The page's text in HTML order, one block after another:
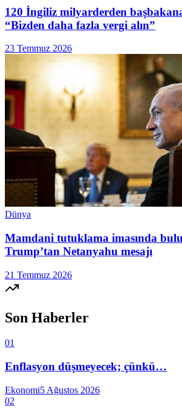
120 İngiliz milyarderden
“Bizden daha fazla vergi alın”
23 Temmuz 2026
Dünya
Mamdani tutuklama imasında
Trump’tan Netanyahu mesajı
21 Temmuz 2026
Son Haberler
01
Enflasyon düşmeyecek; çünkü…
Ekonomi5 Ağustos 2026
02